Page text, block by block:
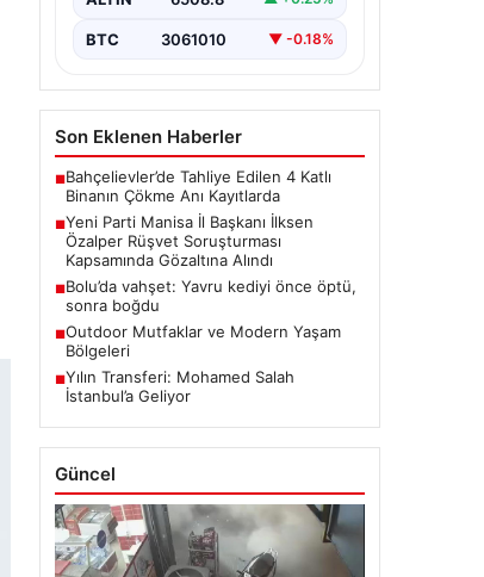
Parti Manisa…
BTC 3061010 ▼ -0.18%
Son Eklenen Haberler
■Bahçelievler’de Tahliye Edilen 4 Katlı
Binanın Çökme Anı Kayıtlarda
■Yeni Parti Manisa İl Başkanı İlksen
Özalper Rüşvet Soruşturması
Kapsamında Gözaltına Alındı
■Bolu’da vahşet: Yavru kediyi önce öptü,
sonra boğdu
■Outdoor Mutfaklar ve Modern Yaşam
Bölgeleri
■Yılın Transferi: Mohamed Salah
İstanbul’a Geliyor
Güncel